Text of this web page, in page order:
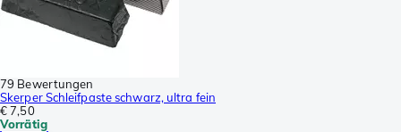
79 Bewertungen
Skerper Schleifpaste schwarz, ultra fein
€ 7,50
Vorrätig